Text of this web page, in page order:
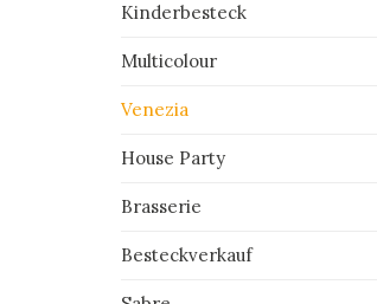
Kinderbesteck
Multicolour
Venezia
House Party
Brasserie
Besteckverkauf